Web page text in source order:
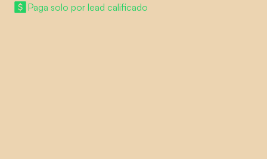
Paga solo por lead calificado